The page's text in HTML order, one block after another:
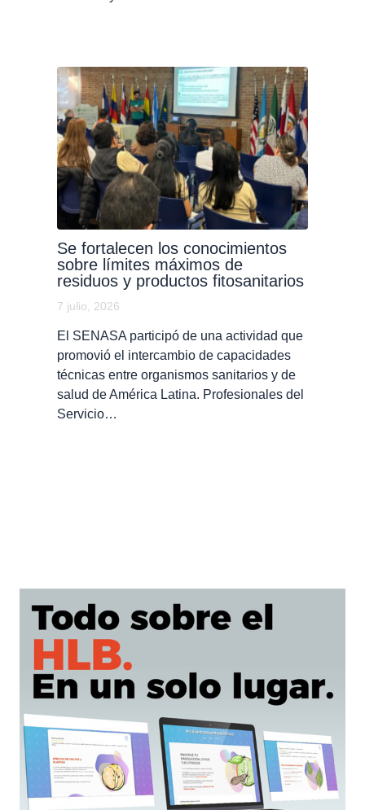
Se fortalecen los conocimientos
sobre límites máximos de
residuos y productos fitosanitarios
7 julio, 2026
El SENASA participó de una actividad que
promovió el intercambio de capacidades
técnicas entre organismos sanitarios y de
salud de América Latina. Profesionales del
Servicio…